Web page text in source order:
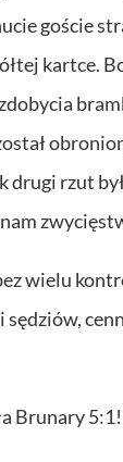
goście
kartce.
drugi rzut
wielu
sędziów,
Brunary